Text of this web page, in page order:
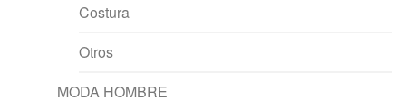
Costura
Otros
MODA HOMBRE